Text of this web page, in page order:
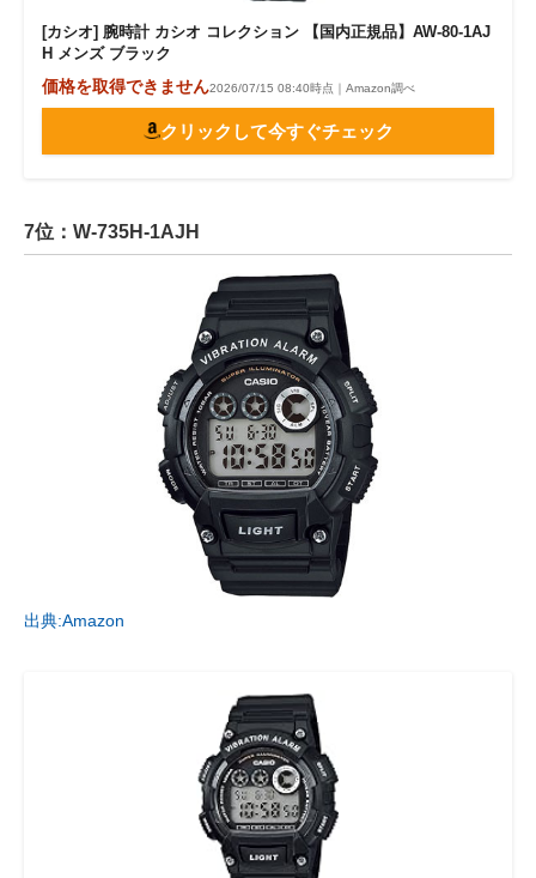
[カシオ] 腕時計 カシオ コレクション 【国内正規品】AW-80-1AJ
H メンズ ブラック
価格を取得できません2026/07/15 08:40時点｜Amazon調べ
クリックして今すぐチェック
7位：W-735H-1AJH
出典:Amazon